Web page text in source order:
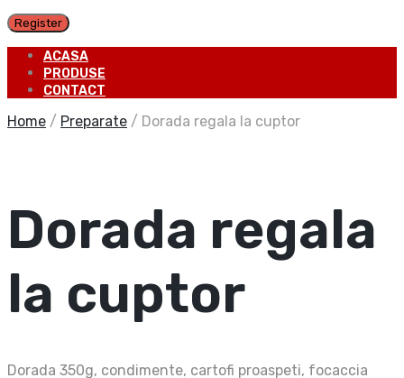
Register
ACASA
PRODUSE
CONTACT
Home / Preparate / Dorada regala la cuptor
Dorada regala
la cuptor
Dorada 350g, condimente, cartofi proaspeti, focaccia